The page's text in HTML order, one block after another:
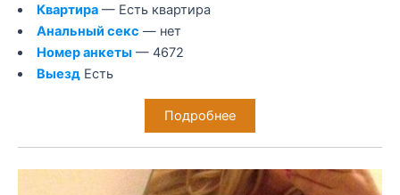
Квартира— Есть квартира
Анальный секс — нет
Номер анкеты — 4672
ВыездЕсть
Подробнее